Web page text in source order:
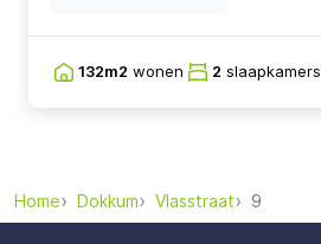
132m2 wonen 2 slaapkamers
Home Dokkum Vlasstraat 9